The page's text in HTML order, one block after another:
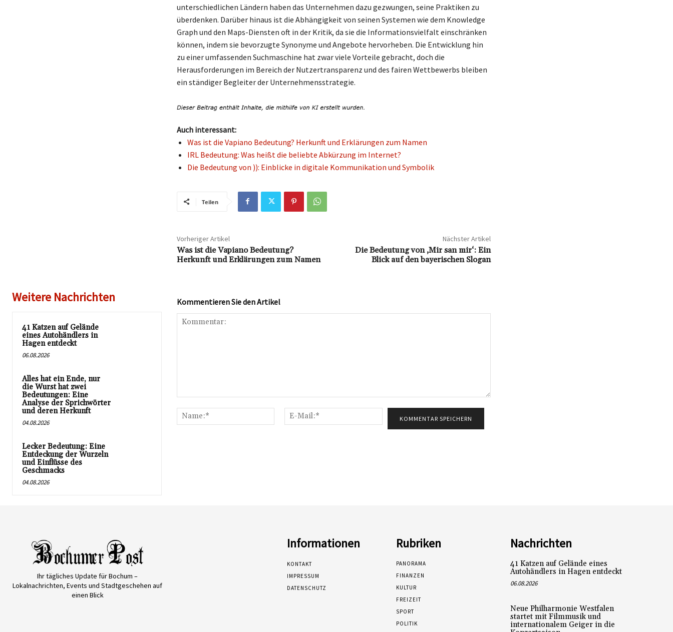
unterschiedlichen Ländern haben das Unternehmen dazu gezwungen, seine Praktiken zu
überdenken. Darüber hinaus ist die Abhängigkeit von seinen Systemen wie dem Knowledge
Graph und den Maps-Diensten oft in der Kritik, da sie die Informationsvielfalt einschränken
können, indem sie bevorzugte Synonyme und Angebote hervorheben. Die Entwicklung hin
zu einer umfassenden Suchmaschine hat zwar viele Vorteile gebracht, doch die
Herausforderungen im Bereich der Nutzertransparenz und des fairen Wettbewerbs bleiben
ein ständiger Begleiter der Unternehmensstrategie.
Auch interessant:
Was ist die Vapiano Bedeutung? Herkunft und Erklärungen zum Namen
IRL Bedeutung: Was heißt die beliebte Abkürzung im Internet?
Die Bedeutung von )): Einblicke in digitale Kommunikation und Symbolik
Teilen
Vorheriger Artikel
Was ist die Vapiano Bedeutung?
Herkunft und Erklärungen zum Namen
Nächster Artikel
Die Bedeutung von ‚Mir san mir‘: Ein
Blick auf den bayerischen Slogan
Weitere Nachrichten
41 Katzen auf Gelände
eines Autohändlers in
Hagen entdeckt
06.08.2026
Alles hat ein Ende, nur
die Wurst hat zwei
Bedeutungen: Eine
Analyse der Sprichwörter
und deren Herkunft
04.08.2026
Lecker Bedeutung: Eine
Entdeckung der Wurzeln
und Einflüsse des
Geschmacks
04.08.2026
Kommentieren Sie den Artikel
Name:*
Mail:*
Ihr tägliches Update für Bochum –
Lokalnachrichten, Events und Stadtgeschehen auf
einen Blick
Informationen
KONTAKT
IMPRESSUM
DATENSCHUTZ
Rubriken
PANORAMA
FINANZEN
KULTUR
FREIZEIT
SPORT
POLITIK
Nachrichten
41 Katzen auf Gelände eines
Autohändlers in Hagen entdeckt
06.08.2026
Neue Philharmonie Westfalen
startet mit Filmmusik und
internationalem Geiger in die